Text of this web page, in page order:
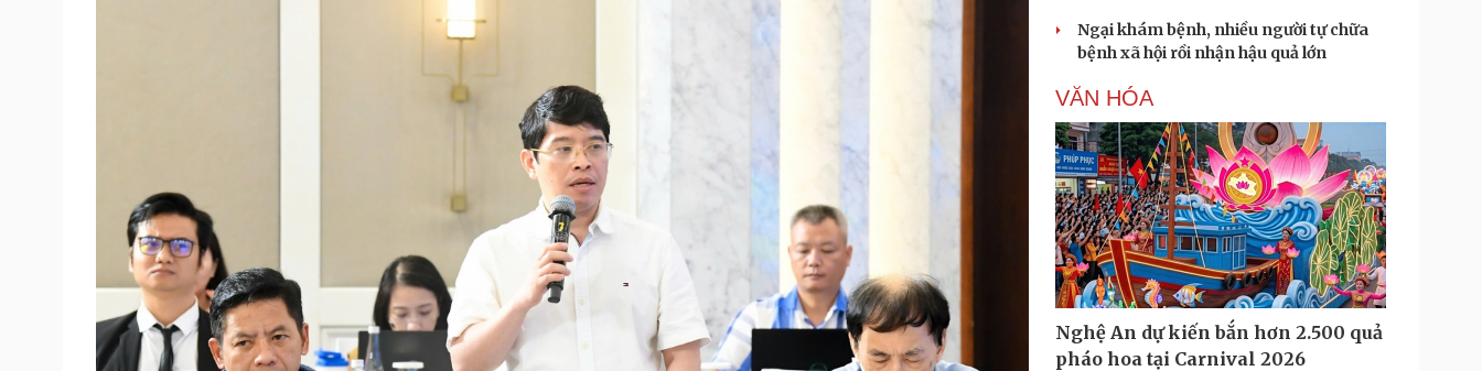
Ngại khám bệnh, nhiều người tự chữa
bệnh xã hội rồi nhận hậu quả lớn
VĂN HÓA
Nghệ An dự kiến bắn hơn 2.500 quả
pháo hoa tại Carnival 2026